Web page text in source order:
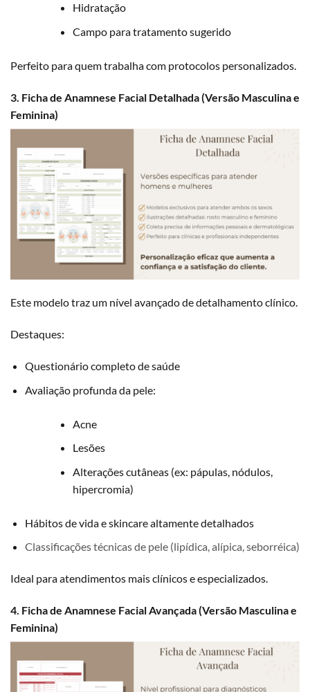
Hidratação
Campo para tratamento sugerido
Perfeito para quem trabalha com protocolos personalizados.
3. Ficha de Anamnese Facial Detalhada (Versão Masculina e
Feminina)
Este modelo traz um nível avançado de detalhamento clínico.
Destaques:
Questionário completo de saúde
Avaliação profunda da pele:
Acne
Lesões
Alterações cutâneas (ex: pápulas, nódulos,
hipercromia)
Hábitos de vida e skincare altamente detalhados
Classificações técnicas de pele (lipídica, alípica, seborréica)
Ideal para atendimentos mais clínicos e especializados.
4. Ficha de Anamnese Facial Avançada (Versão Masculina e
Feminina)